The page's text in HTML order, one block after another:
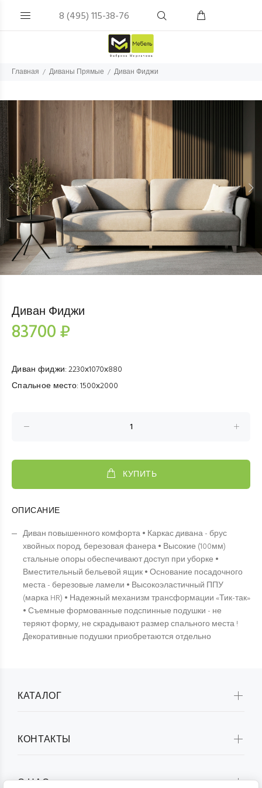
8 (495) 115-38-76
Главная Диваны Прямые Диван Фиджи
Диван Фиджи
83700 ₽
Диван фиджи:2230х1070х880
Спальное место:1500х2000
КУПИТЬ
ОПИСАНИЕ
Диван повышенного комфорта • Каркас дивана - брус
хвойных пород, березовая фанера • Высокие (100мм)
стальные опоры обеспечивают доступ при уборке •
Вместительный бельевой ящик • Основание посадочного
места - березовые ламели • Высокоэластичный ППУ
(марка HR) • Надежный механизм трансформации «Тик-так»
• Съемные формованные подспинные подушки - не
теряют форму, не скрадывают размер спального места !
Декоративные подушки приобретаются отдельно
КАТАЛОГ
КОНТАКТЫ
О НАС